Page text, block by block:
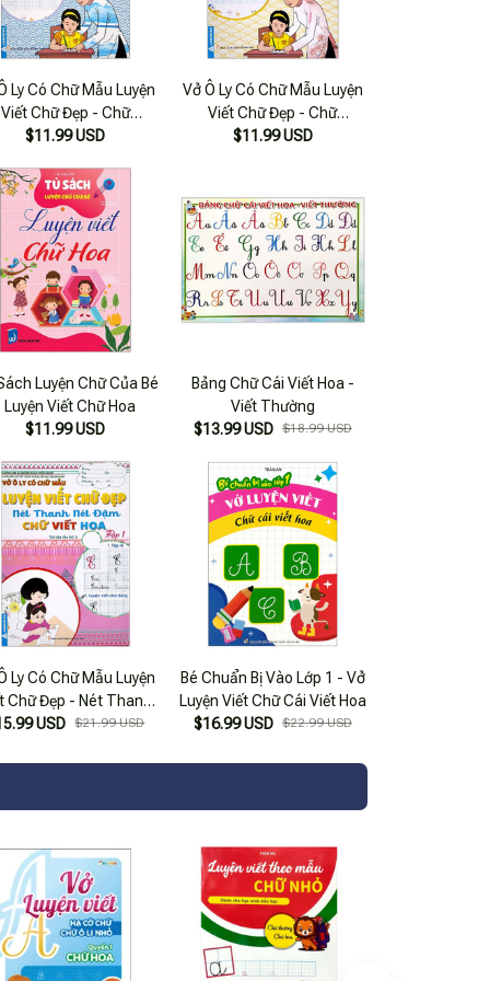
Ly Có Chữ Mẫu Luyện
Viết Chữ Đẹp - Chữ
Chữ Viết Thường
$11.99 USD
Vở Ô Ly Có Chữ Mẫu Luyện
Viết Chữ Đẹp - Chữ
Nghiêng, Chữ Viết Thường
$11.99 USD
Luyện Chữ Của Bé
Luyện Viết Chữ Hoa
$11.99 USD
Bảng Chữ Cái Viết Hoa -
Viết Thường
$13.99 USD $18.99 USD
Ly Có Chữ Mẫu Luyện
Chữ Đẹp - Nét Thanh
Đậm, Chữ Viết Hoa -
USD $21.99 USD
Bé Chuẩn Bị Vào Lớp 1 - Vở
Luyện Viết Chữ Cái Viết Hoa
$16.99 USD $22.99 USD